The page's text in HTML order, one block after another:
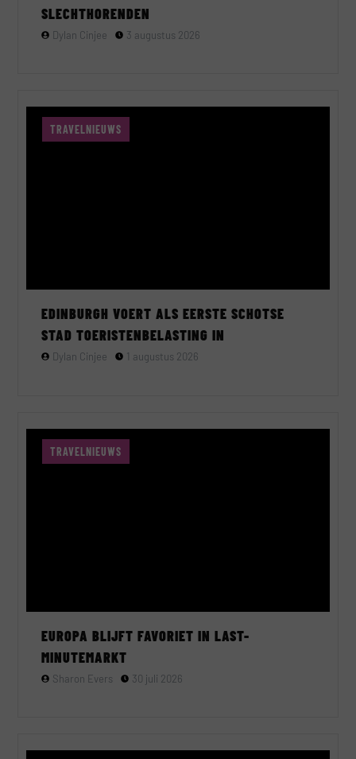
SLECHTHORENDEN
Dylan Cinjee 3 augustus 2026
TRAVELNIEUWS
EDINBURGH VOERT ALS EERSTE SCHOTSE
STAD TOERISTENBELASTING IN
Dylan Cinjee 1 augustus 2026
TRAVELNIEUWS
EUROPA BLIJFT FAVORIET IN LAST-
MINUTEMARKT
Sharon Evers 30 juli 2026